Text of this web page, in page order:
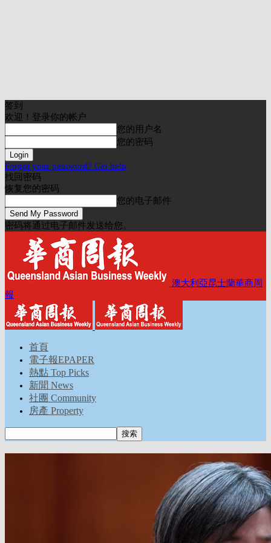
签到
欢迎！登录你的帐户
您的用户名
您的密码
Forgot your password? Get help
找回密码
恢复您的密码
您的电子邮件
密码将通过电子邮件发送给您。
澳大利亞昆士蘭華商周
報
首頁
電子報EPAPER
熱點 Top Picks
新聞 News
社團 Community
房產 Property